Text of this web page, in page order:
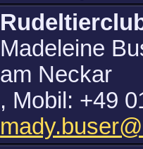
Madeleine
am Neckar
, Mobil: +49